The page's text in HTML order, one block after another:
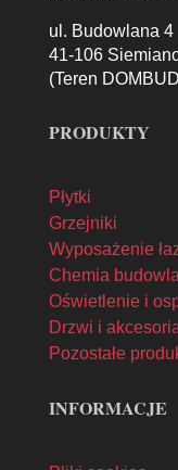
ul. Budowlana 4
41-106
(Teren
PRODUKTY
Płytki
Grzejniki
Wyposażenie
Chemia
Oświetlenie i
Drzwi i
Pozostałe
INFORMACJE